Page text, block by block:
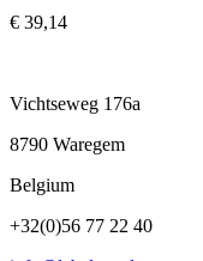
€ 39,14
Vichtseweg 176a
8790 Waregem
Belgium
+32(0)56 77 22 40